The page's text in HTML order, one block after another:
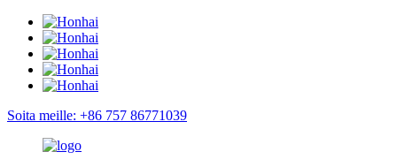
Soita meille: +86 757 86771039